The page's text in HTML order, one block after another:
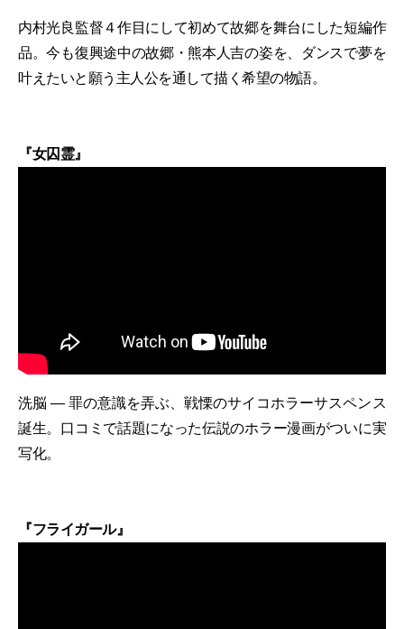
内村光良監督４作目にして初めて故郷を舞台にした短編作
品。今も復興途中の故郷・熊本人吉の姿を、ダンスで夢を
叶えたいと願う主人公を通して描く希望の物語。
『女囚霊』
洗脳 ― 罪の意識を弄ぶ、戦慄のサイコホラーサスペンス
誕生。口コミで話題になった伝説のホラー漫画がついに実
写化。
『フライガール』